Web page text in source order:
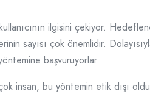
ilgisini çekiyor.
sayısı çok önemlidir.
başvuruyorlar.
insan, bu yöntemin etik dışı